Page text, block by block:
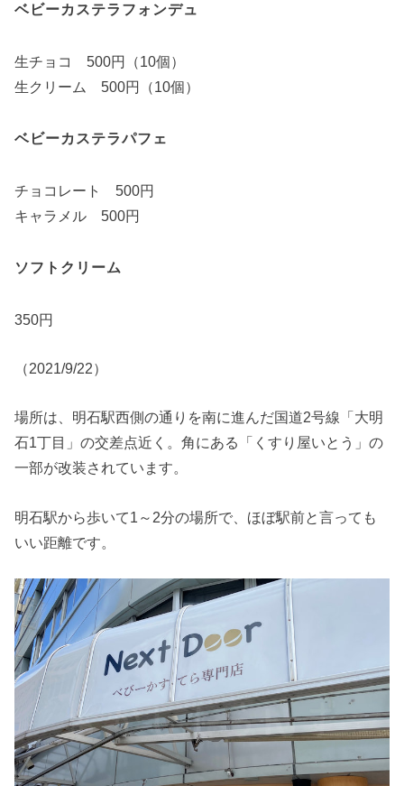
ベビーカステラフォンデュ
生チョコ 500円（10個）
生クリーム 500円（10個）
ベビーカステラパフェ
チョコレート 500円
キャラメル 500円
ソフトクリーム
350円
（2021/9/22）
場所は、明石駅西側の通りを南に進んだ国道2号線「大明
石1丁目」の交差点近く。角にある「くすり屋いとう」の
一部が改装されています。
明石駅から歩いて1～2分の場所で、ほぼ駅前と言っても
いい距離です。